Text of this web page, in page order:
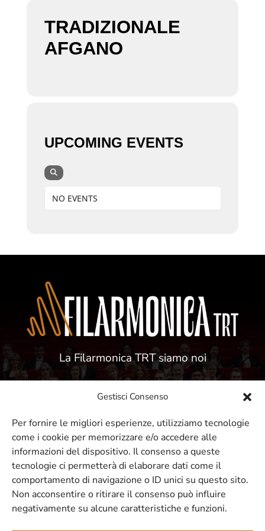
Gestisci Consenso
Per fornire le migliori esperienze, utilizziamo tecnologie
come i cookie per memorizzare e/o accedere alle
informazioni del dispositivo. Il consenso a queste
tecnologie ci permetterà di elaborare dati come il
comportamento di navigazione o ID unici su questo sito.
Non acconsentire o ritirare il consenso può influire
negativamente su alcune caratteristiche e funzioni.
TRADIZIONALE
AFGANO
UPCOMING EVENTS
NO EVENTS
La Filarmonica TRT siamo noi
ISCRIVITI ALLA NOSTRA NEWSLETTER
Resta sempre aggiornato sui nostri
eventi e concerti